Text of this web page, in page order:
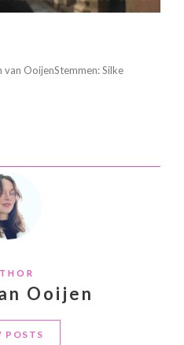
van OoijenStemmen: Silke
Ooijen
POSTS